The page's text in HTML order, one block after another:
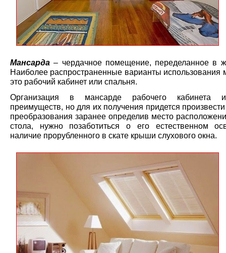
Мансарда – чердачное помещение, переделанное в
Наиболее распространенные варианты использования
это рабочий кабинет или спальня.
Организация в мансарде рабочего кабинета
преимуществ, но для их получения придется
преобразования заранее определив место
стола, нужно позаботиться о его естественном
наличие прорубленного в скате крыши слухового окна.